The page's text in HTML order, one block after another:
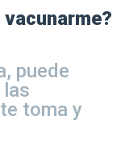
puede
toma y